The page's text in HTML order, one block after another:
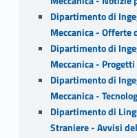
Dipartimento di
Meccanica - Offerte
Dipartimento di
Meccanica -
Dipartimento di
Meccanica -
Dipartimento di
Straniere - Avvisi